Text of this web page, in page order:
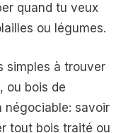
quand tu veux
ou légumes.
simples à trouver
ou bois de
négociable: savoir
tout bois traité ou